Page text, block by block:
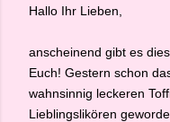
Hallo Ihr Lieben,
anscheinend gibt es
Euch! Gestern schon
wahnsinnig leckeren
Lieblingslikören